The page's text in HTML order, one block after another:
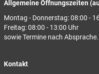
Allgemeine Öffnungszeiten
Montag - Donnerstag: 08:00 -
Freitag: 08:00 - 13:00 Uhr
sowie Termine nach Absprache.
Kontakt